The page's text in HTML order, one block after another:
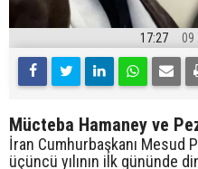
17:27 09
Mücteba Hamaney ve
İran Cumhurbaşkanı Mesud
üçüncü yılının ilk gününde